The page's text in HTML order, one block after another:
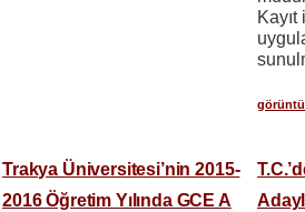
Trakya Üniversitesi’nin 2015-
2016 Öğretim Yılında GCE A